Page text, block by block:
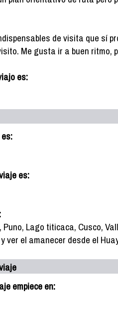
de visita que sí
Me gusta ir a buen ritmo,
es:
es:
Lago titicaca, Cusco,
ver el amanecer desde el
empiece en: